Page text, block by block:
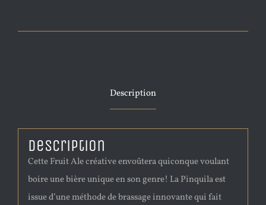
Description
Description
Cette Fruit Ale créative envoûtera quiconque voulant
boire une bière unique en son genre! La Pinquila est
issue d’une méthode de brassage innovante qui fait